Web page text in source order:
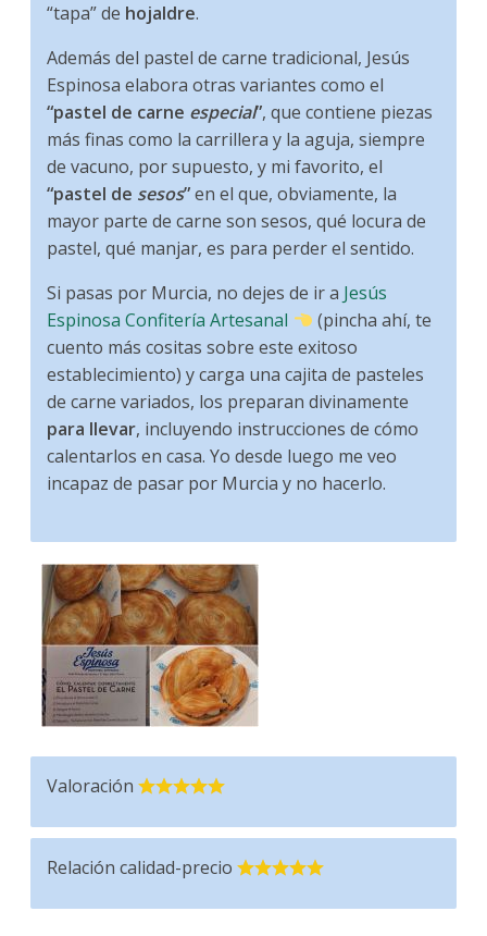
“tapa” de hojaldre.
Además del pastel de carne tradicional, Jesús
Espinosa elabora otras variantes como el
“pastel de carne especial”, que contiene piezas
más finas como la carrillera y la aguja, siempre
de vacuno, por supuesto, y mi favorito, el
“pastel de sesos”en el que, obviamente, la
mayor parte de carne son sesos, qué locura de
pastel, qué manjar, es para perder el sentido.
Si pasas por Murcia, no dejes de ir a Jesús
Espinosa Confitería Artesanal
(pincha ahí, te
cuento más cositas sobre este exitoso
establecimiento) y carga una cajita de pasteles
de carne variados, los preparan divinamente
para llevar, incluyendo instrucciones de cómo
calentarlos en casa. Yo desde luego me veo
incapaz de pasar por Murcia y no hacerlo.
Valoración
Relación calidad-precio